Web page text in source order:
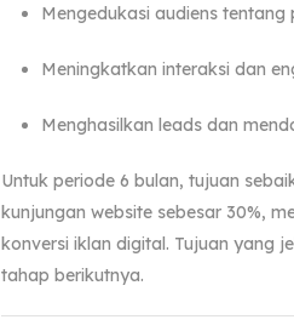
Mengedukasi audiens tentang
Meningkatkan interaksi dan
Menghasilkan leads dan
Untuk periode 6 bulan, tujuan
kunjungan website sebesar 30%,
konversi iklan digital. Tujuan yang
tahap berikutnya.